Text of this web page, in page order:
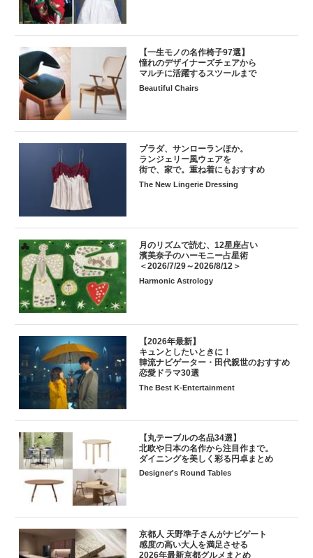
【一生モノの名作椅子97選】
憧れのデザイナーズチェアから
マルチに活躍するスツールまで
Beautiful Chairs
プラダ、サンローランほか。
ランジェリー風ウェアを
街で、家で。重ね着にもおすすめ
The New Lingerie Dressing
月のリズムで読む、12星座占い
濱美奈子のハーモニー占星術
＜2026/7/29～2026/8/12＞
Harmonic Astrology
【2026年最新】
キュンとしたいときに！
韓流ナビゲーター・田代親世のおすすめ
恋愛ドラマ30選
The Best K-Entertainment
【丸テーブルの名品34選】
北欧や日本の名作から注目作まで。
ダイニングを美しく彩る円卓まとめ
Designer's Round Tables
京都人 天野準子さんがナビゲート
感度の高い大人を満足させる
2026年最新京都グルメまとめ